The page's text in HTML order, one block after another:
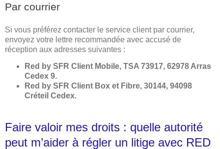
Par courrier
Si vous préférez contacter le service client par courrier,
envoyez votre lettre recommandée avec accusé de
réception aux adresses suivantes :
Red by SFR Client Mobile, TSA 73917, 62978 Arras
Cedex 9.
Red by SFR Client Box et Fibre, 30144, 94098
Créteil Cedex.
Faire valoir mes droits : quelle autorité
peut m’aider à régler un litige avec RED